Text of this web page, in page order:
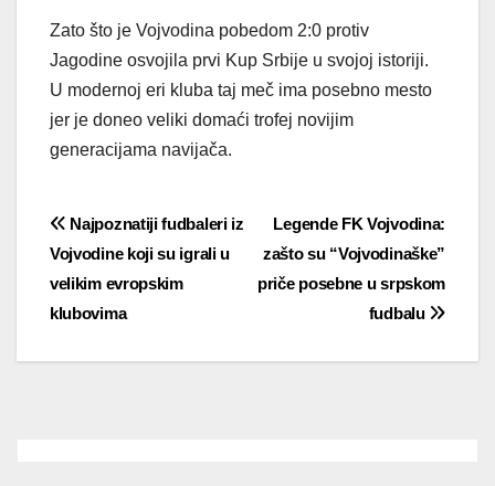
Zato što je Vojvodina pobedom 2:0 protiv
Jagodine osvojila prvi Kup Srbije u svojoj istoriji.
U modernoj eri kluba taj meč ima posebno mesto
jer je doneo veliki domaći trofej novijim
generacijama navijača.
Post
navigation
Legende FK Vojvodina:
zašto su “Vojvodinaške”
priče posebne u srpskom
fudbalu
Najpoznatiji fudbaleri iz
Vojvodine koji su igrali u
velikim evropskim
klubovima